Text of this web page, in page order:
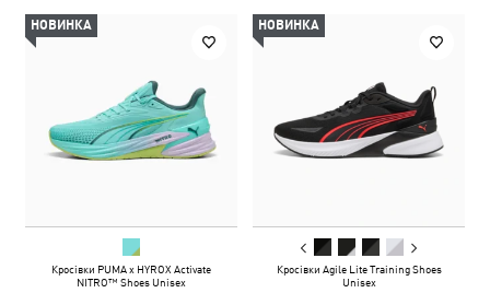
НОВИНКА
Кросівки PUMA x HYROX Activate
NITRO™ Shoes Unisex
НОВИНКА
Кросівки Agile Lite Training Shoes
Unisex